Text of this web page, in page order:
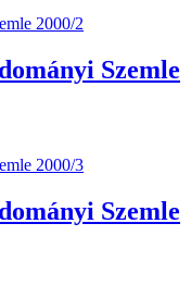
Szemle
Szemle